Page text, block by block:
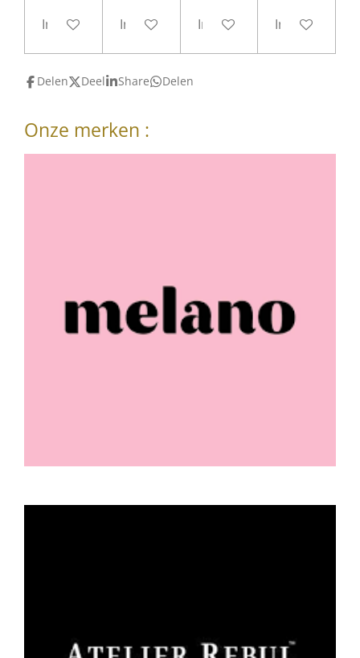
In winkelwagenIn winkelwagenIn winkelwagenIn
Delen Deel Share Delen
Onze merken :